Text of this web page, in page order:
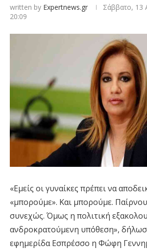
written by Expertnews.gr
Σάββατο, 13
20:09
«Εμείς οι γυναίκες πρέπει να
«μπορούμε». Και μπορούμε.
συνεχώς. Όμως η πολιτική
ανδροκρατούμενη υπόθεση»,
εφημερίδα Εσπρέσσο η Φώφη